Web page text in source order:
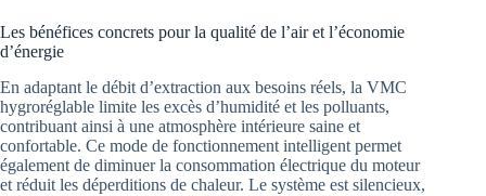
Les bénéfices concrets pour la qualité de l’air et l’économie
d’énergie
En adaptant le débit d’extraction aux besoins réels, la VMC
hygroréglable limite les excès d’humidité et les polluants,
contribuant ainsi à une atmosphère intérieure saine et
confortable. Ce mode de fonctionnement intelligent permet
également de diminuer la consommation électrique du moteur
et réduit les déperditions de chaleur. Le système est silencieux,